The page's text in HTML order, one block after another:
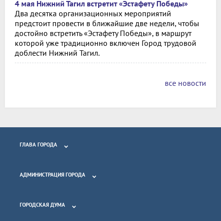
4 мая Нижний Тагил встретит «Эстафету Победы»
Два десятка организационных мероприятий
предстоит провести в ближайшие две недели, чтобы
достойно встретить «Эстафету Победы», в маршрут
которой уже традиционно включен Город трудовой
доблести Нижний Тагил.
все новости
ГЛАВА ГОРОДА
АДМИНИСТРАЦИЯ ГОРОДА
ГОРОДСКАЯ ДУМА